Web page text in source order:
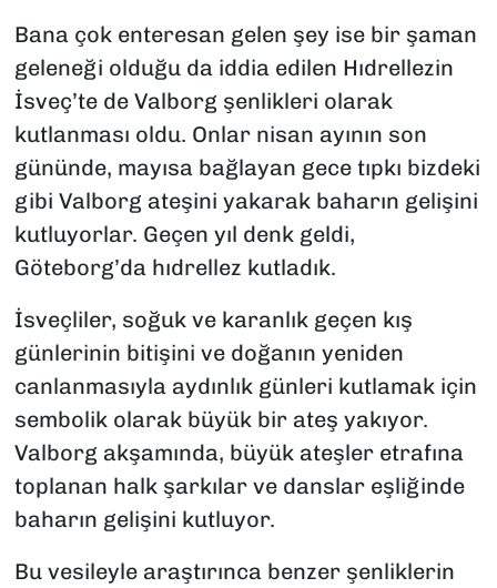
Bana çok enteresan gelen şey ise bir şaman
geleneği olduğu da iddia edilen Hıdrellezin
İsveç’te de Valborg şenlikleri olarak
kutlanması oldu. Onlar nisan ayının son
gününde, mayısa bağlayan gece tıpkı bizdeki
gibi Valborg ateşini yakarak baharın gelişini
kutluyorlar. Geçen yıl denk geldi,
Göteborg’da hıdrellez kutladık.
İsveçliler, soğuk ve karanlık geçen kış
günlerinin bitişini ve doğanın yeniden
canlanmasıyla aydınlık günleri kutlamak için
sembolik olarak büyük bir ateş yakıyor.
Valborg akşamında, büyük ateşler etrafına
toplanan halk şarkılar ve danslar eşliğinde
baharın gelişini kutluyor.
Bu vesileyle araştırınca benzer şenliklerin